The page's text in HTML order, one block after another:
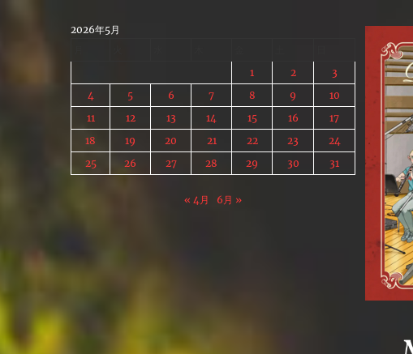
2026年5月
1
2
3
4
5 6 7 8 9
10
11
12 13 14 15 16
17
18
19 20 21 22 23
24
25
26 27 28 29 30 31
« 4月 6月 »